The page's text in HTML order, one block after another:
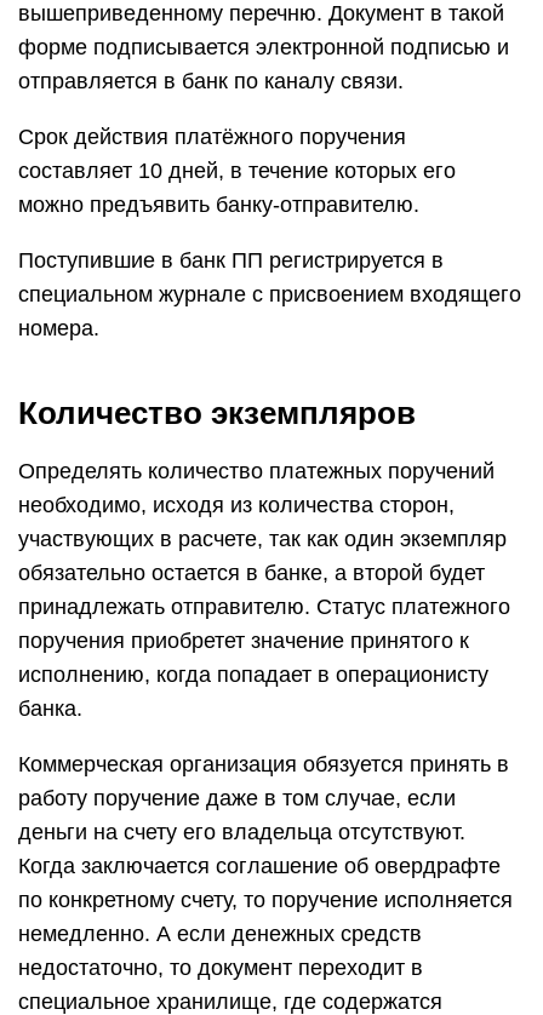
вышеприведенному перечню. Документ в такой
форме подписывается электронной подписью и
отправляется в банк по каналу связи.
Срок действия платёжного поручения
составляет 10 дней, в течение которых его
можно предъявить банку-отправителю.
Поступившие в банк ПП регистрируется в
специальном журнале с присвоением входящего
номера.
Количество экземпляров
Определять количество платежных поручений
необходимо, исходя из количества сторон,
участвующих в расчете, так как один экземпляр
обязательно остается в банке, а второй будет
принадлежать отправителю. Статус платежного
поручения приобретет значение принятого к
исполнению, когда попадает в операционисту
банка.
Коммерческая организация обязуется принять в
работу поручение даже в том случае, если
деньги на счету его владельца отсутствуют.
Когда заключается соглашение об овердрафте
по конкретному счету, то поручение исполняется
немедленно. А если денежных средств
недостаточно, то документ переходит в
специальное хранилище, где содержатся